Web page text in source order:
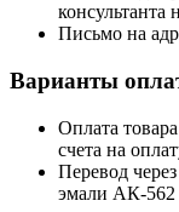
консультанта
Письмо на
Варианты
Оплата
счета на
Перевод
эмали АК-562